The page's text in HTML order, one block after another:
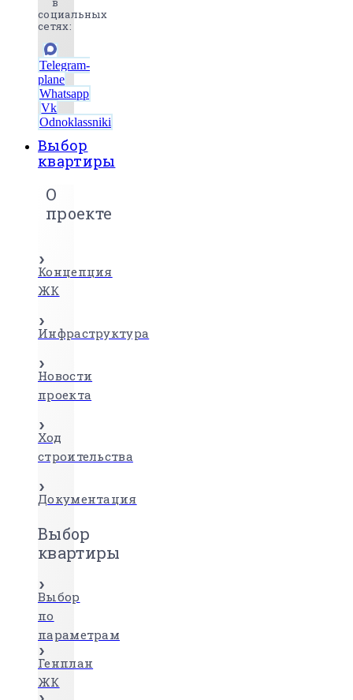
социальных
сетях:
Telegram-
plane
Whatsapp
Vk
Odnoklassniki
Выбор
квартиры
О
проекте
Концепция
ЖК
Инфраструктура
Новости
проекта
Ход
строительства
Документация
Выбор
квартиры
Выбор
по
параметрам
Генплан
ЖК